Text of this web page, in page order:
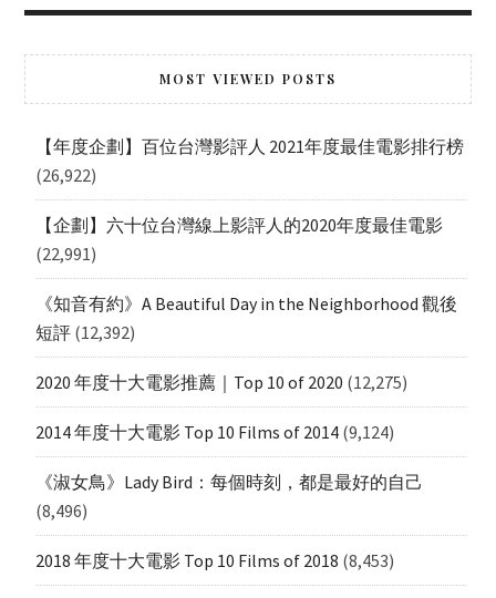
MOST VIEWED POSTS
【年度企劃】百位台灣影評人 2021年度最佳電影排行榜
(26,922)
【企劃】六十位台灣線上影評人的2020年度最佳電影
(22,991)
《知音有約》A Beautiful Day in the Neighborhood 觀後
短評 (12,392)
2020 年度十大電影推薦｜Top 10 of 2020 (12,275)
2014 年度十大電影 Top 10 Films of 2014 (9,124)
《淑女鳥》Lady Bird：每個時刻，都是最好的自己
(8,496)
2018 年度十大電影 Top 10 Films of 2018 (8,453)